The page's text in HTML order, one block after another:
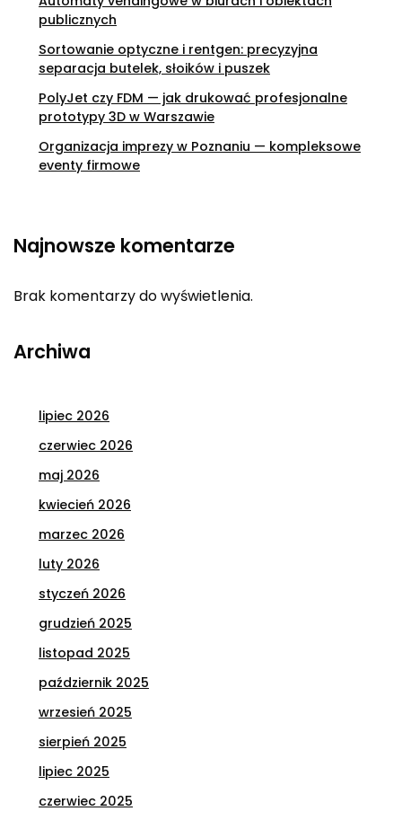
publicznych
Sortowanie optyczne i rentgen: precyzyjna
separacja butelek, słoików i puszek
PolyJet czy FDM — jak drukować profesjonalne
prototypy 3D w Warszawie
Organizacja imprezy w Poznaniu — kompleksowe
eventy firmowe
Najnowsze komentarze
Brak komentarzy do wyświetlenia.
Archiwa
lipiec 2026
czerwiec 2026
maj 2026
kwiecień 2026
marzec 2026
luty 2026
styczeń 2026
grudzień 2025
listopad 2025
październik 2025
wrzesień 2025
sierpień 2025
lipiec 2025
czerwiec 2025